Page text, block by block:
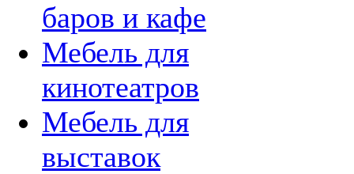
баров и кафе
Мебель для
кинотеатров
Мебель для
выставок